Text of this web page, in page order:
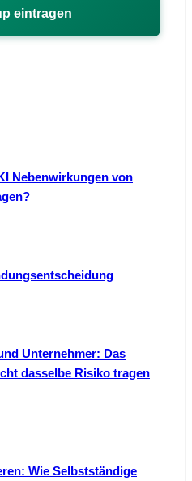
eintragen
Nebenwirkungen von
Unternehmer: Das
dasselbe Risiko tragen
Wie Selbstständige